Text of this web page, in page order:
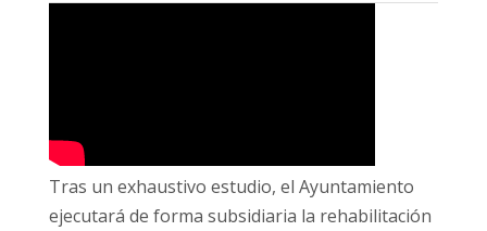
Tras un exhaustivo estudio, el Ayuntamiento
ejecutará de forma subsidiaria la rehabilitación